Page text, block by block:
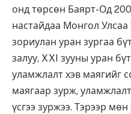
онд төрсөн Баярт-Од
настайдаа Монгол
зориулан уран зургаа
залуу, XXI зууны уран
уламжлалт хэв маягийг
маягаар зурж,
үсгээ зуржээ. Тэрээр